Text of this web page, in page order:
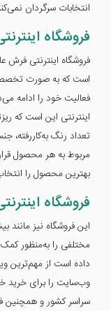
انتخابات سرگردان
فروشگاه
فروشگاه اینترنتی فرش
است که به صورت
فعالیت خود را ادامه
اینترنتی این است که
تعداد رنگ
مربوط به هر محصول قرار
بهترین محصول را
فروشگاه
این فروشگاه نیز مانند
مختلفی را به‌منظور کمک
داده است از مهم‌ترین
وب‌سایت را برای خرید
سراسر کشور و همچنین